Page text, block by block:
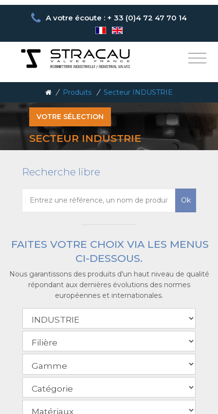
A votre écoute : + 33 (0)4 72 47 70 14
/ Produits / Secteur INDUSTRIE
VOTRE SÉLECTION
SECTEUR INDUSTRIE
Recherche libre
Ok
FAITES VOTRE CHOIX VIA LES MENUS
CI-DESSOUS.
Nous garantissons des produits d'un haut niveau de qualité
répondant aux dernières évolutions des normes
européennes et internationales.